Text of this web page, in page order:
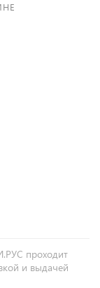
проходит
и выдачей